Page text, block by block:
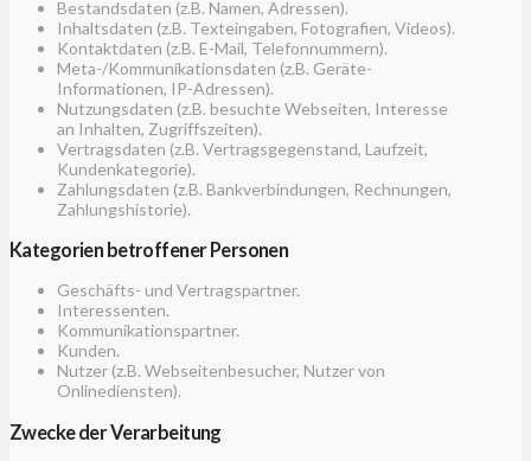
Bestandsdaten (z.B. Namen, Adressen).
Inhaltsdaten (z.B. Texteingaben, Fotografien, Videos).
Kontaktdaten (z.B. E-Mail, Telefonnummern).
Meta-/Kommunikationsdaten (z.B. Geräte-
Informationen, IP-Adressen).
Nutzungsdaten (z.B. besuchte Webseiten, Interesse
an Inhalten, Zugriffszeiten).
Vertragsdaten (z.B. Vertragsgegenstand, Laufzeit,
Kundenkategorie).
Zahlungsdaten (z.B. Bankverbindungen, Rechnungen,
Zahlungshistorie).
Kategorien betroffener Personen
Geschäfts- und Vertragspartner.
Interessenten.
Kommunikationspartner.
Kunden.
Nutzer (z.B. Webseitenbesucher, Nutzer von
Onlinediensten).
Zwecke der Verarbeitung